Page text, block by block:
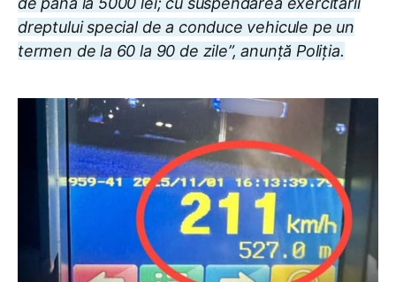
dreptului special de a conduce vehicule pe un
termen de la 60 la 90 de zile”, anunță Poliția.